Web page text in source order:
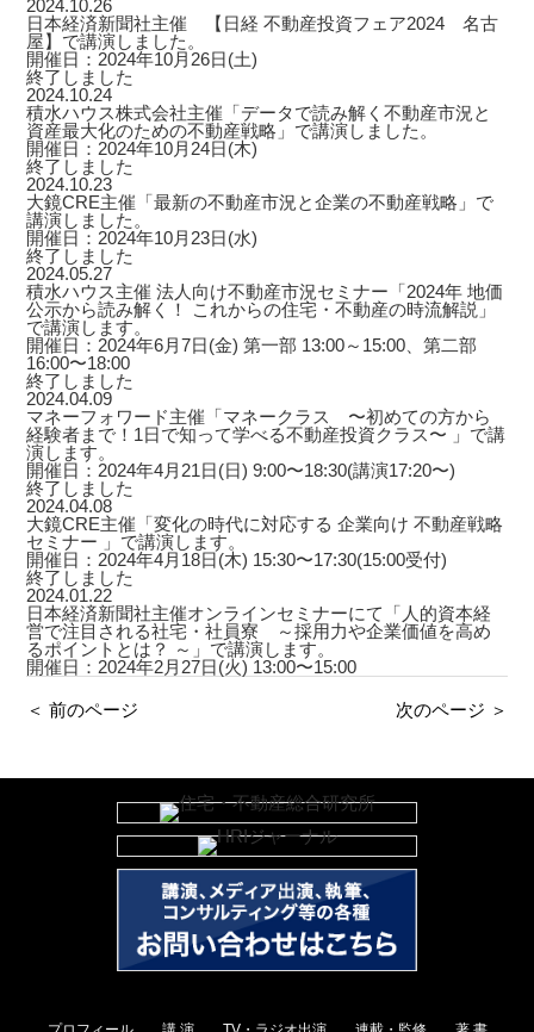
2024.10.26
日本経済新聞社主催 【日経 不動産投資フェア2024 名古
屋】で講演しました。
開催日：2024年10月26日(土)
終了しました
2024.10.24
積水ハウス株式会社主催「データで読み解く不動産市況と
資産最大化のための不動産戦略」で講演しました。
開催日：2024年10月24日(木)
終了しました
2024.10.23
大鏡CRE主催「最新の不動産市況と企業の不動産戦略」で
講演しました。
開催日：2024年10月23日(水)
終了しました
2024.05.27
積水ハウス主催 法人向け不動産市況セミナー「2024年 地価
公示から読み解く！ これからの住宅・不動産の時流解説」
で講演します。
開催日：2024年6月7日(金) 第一部 13:00～15:00、第二部
16:00〜18:00
終了しました
2024.04.09
マネーフォワード主催「マネークラス 〜初めての方から
経験者まで！1日で知って学べる不動産投資クラス〜 」で講
演します。
開催日：2024年4月21日(日) 9:00〜18:30(講演17:20〜)
終了しました
2024.04.08
大鏡CRE主催「変化の時代に対応する 企業向け 不動産戦略
セミナー 」で講演します。
開催日：2024年4月18日(木) 15:30〜17:30(15:00受付)
終了しました
2024.01.22
日本経済新聞社主催オンラインセミナーにて「人的資本経
営で注目される社宅・社員寮 ～採用力や企業価値を高め
るポイントとは？ ～」で講演します。
開催日：2024年2月27日(火) 13:00〜15:00
＜ 前のページ 次のページ ＞